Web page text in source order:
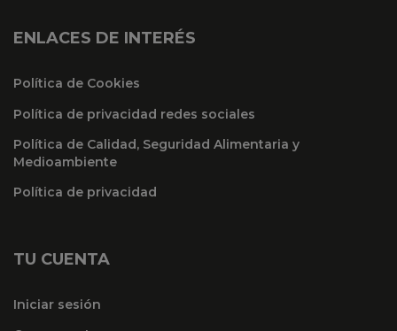
ENLACES DE INTERÉS
Política de Cookies
Política de privacidad redes sociales
Política de Calidad, Seguridad Alimentaria y
Medioambiente
Política de privacidad
TU CUENTA
Iniciar sesión